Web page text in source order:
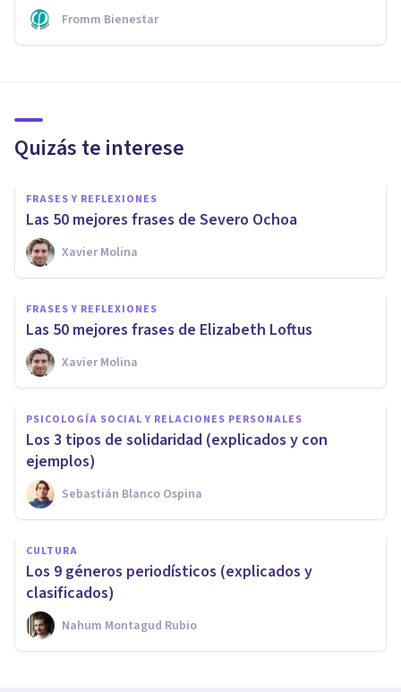
Fromm Bienestar
Quizás te interese
FRASES Y REFLEXIONES
Las 50 mejores frases de Severo Ochoa
Xavier Molina
FRASES Y REFLEXIONES
Las 50 mejores frases de Elizabeth Loftus
Xavier Molina
PSICOLOGÍA SOCIAL Y RELACIONES PERSONALES
Los 3 tipos de solidaridad (explicados y con
ejemplos)
Sebastián Blanco Ospina
CULTURA
Los 9 géneros periodísticos (explicados y
clasificados)
Nahum Montagud Rubio